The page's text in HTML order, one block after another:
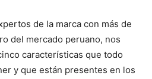
de la marca con más de
del mercado peruano, nos
características que todo
y que están presentes en los